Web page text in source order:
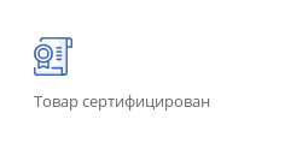
Товар сертифицирован